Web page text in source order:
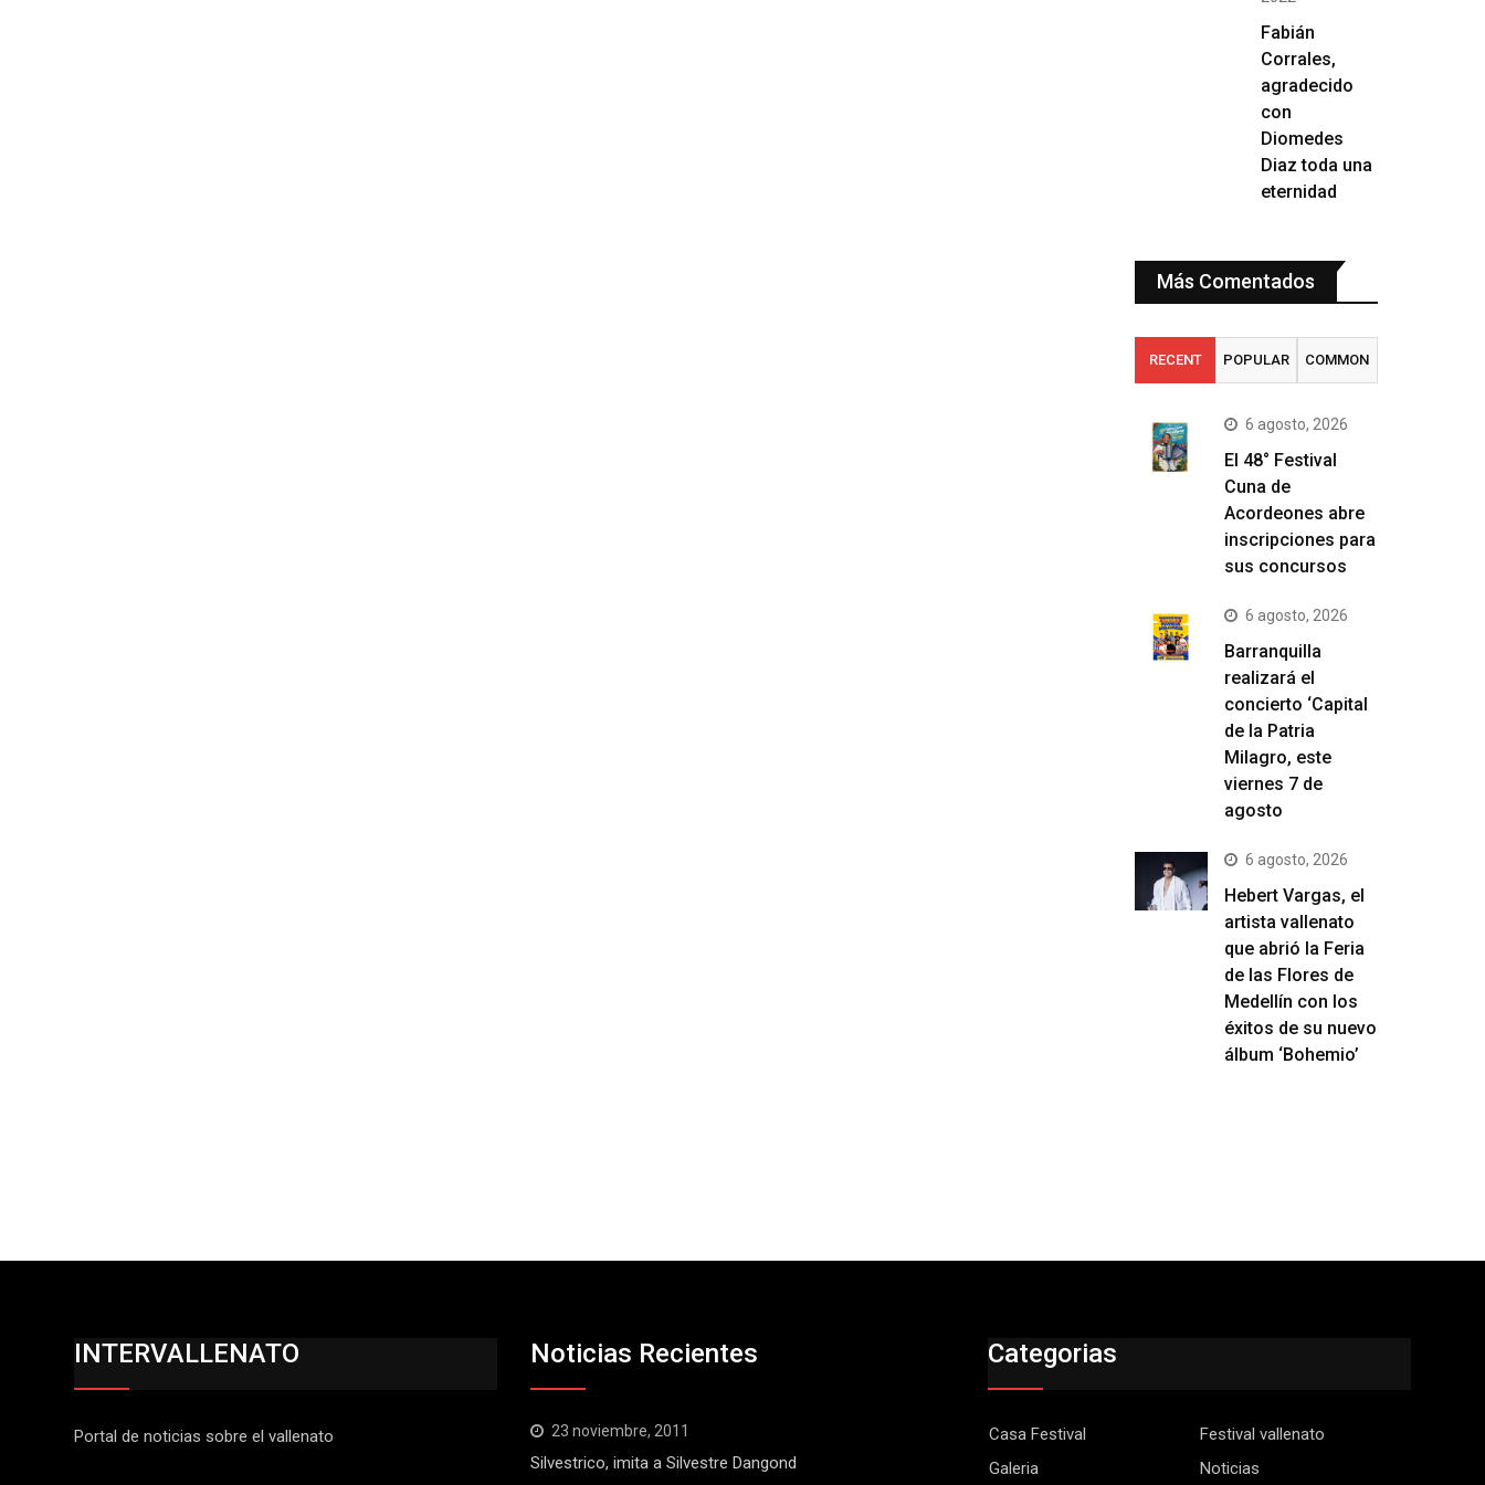
Fabián
Corrales,
agradecido
con
Diomedes
Diaz toda una
eternidad
Más Comentados
RECENT POPULAR COMMON
6 agosto, 2026
El 48° Festival
Cuna de
Acordeones abre
inscripciones para
sus concursos
6 agosto, 2026
Barranquilla
realizará el
concierto ‘Capital
de la Patria
Milagro, este
viernes 7 de
agosto
6 agosto, 2026
Hebert Vargas, el
artista vallenato
que abrió la Feria
de las Flores de
Medellín con los
éxitos de su nuevo
álbum ‘Bohemio’
INTERVALLENATO
Portal de noticias sobre el vallenato
Noticias Recientes
23 noviembre, 2011
Silvestrico, imita a Silvestre Dangond
Categorias
Casa Festival
Festival vallenato
Galeria
Noticias